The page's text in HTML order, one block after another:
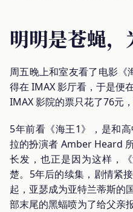
明明是苍蝇
周五晚上和室友看了电影
得在 IMAX 影厅看，于是便
IMAX 影院的票只花了76元
5年前看《海王1》，是和
拉的扮演者 Amber Heard
长发，也正是因为这样，
楚。5年后的续集，剧情紧
起，亚瑟成为亚特兰蒂斯的
部末尾的黑蝠喷为了给父亲